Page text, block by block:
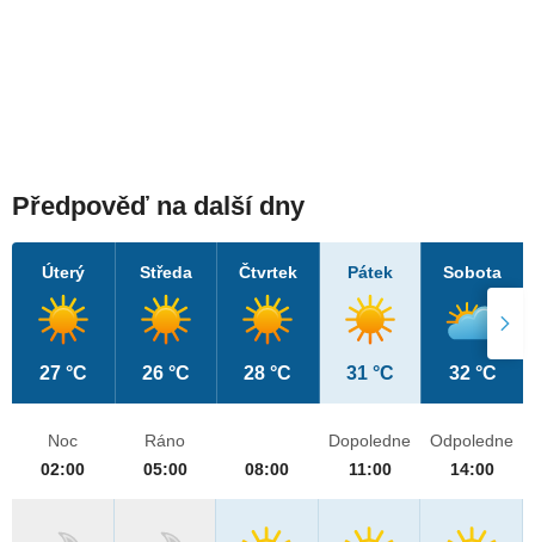
Předpověď na další dny
Úterý
27 °C
Středa
26 °C
Čtvrtek
28 °C
Pátek
31 °C
Sobota
32 °C
Noc
02:00
Ráno
05:00
08:00
Dopoledne
11:00
Odpoledne
14:00